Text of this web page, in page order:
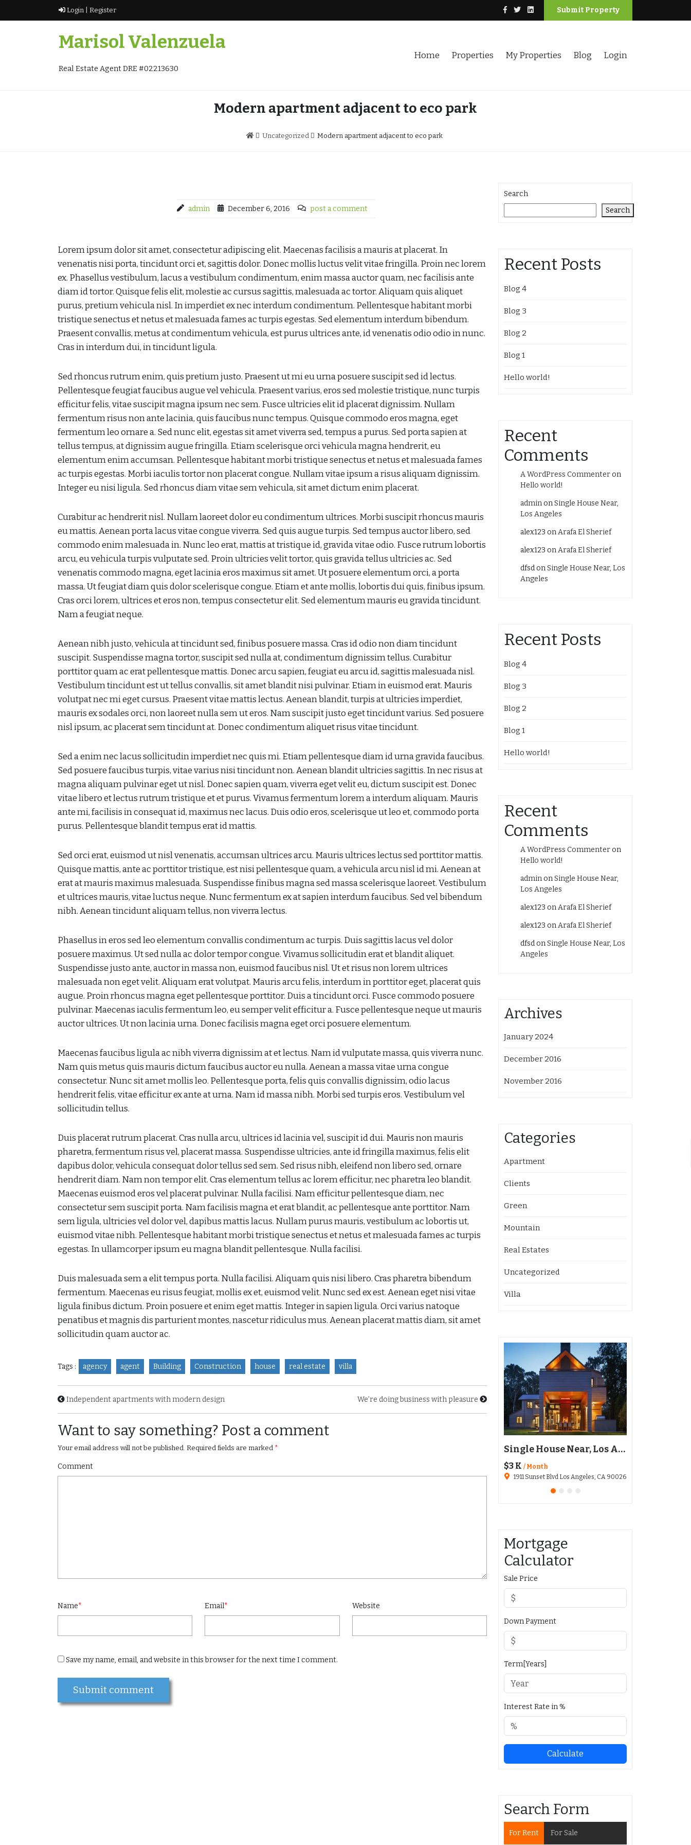
Login | Register Submit Property
Marisol Valenzuela
Real Estate Agent DRE #02213630
Home Properties My Properties Blog Login
Modern apartment adjacent to eco park
Uncategorized Modern apartment adjacent to eco park
admin December 6, 2016 post a comment
Lorem ipsum dolor sit amet, consectetur adipiscing elit. Maecenas facilisis a mauris at placerat. In
venenatis nisi porta, tincidunt orci et, sagittis dolor. Donec mollis luctus velit vitae fringilla. Proin nec lorem
ex. Phasellus vestibulum, lacus a vestibulum condimentum, enim massa auctor quam, nec facilisis ante
diam id tortor. Quisque felis elit, molestie ac cursus sagittis, malesuada ac tortor. Aliquam quis aliquet
purus, pretium vehicula nisl. In imperdiet ex nec interdum condimentum. Pellentesque habitant morbi
tristique senectus et netus et malesuada fames ac turpis egestas. Sed elementum interdum bibendum.
Praesent convallis, metus at condimentum vehicula, est purus ultrices ante, id venenatis odio odio in nunc.
Cras in interdum dui, in tincidunt ligula.
Sed rhoncus rutrum enim, quis pretium justo. Praesent ut mi eu urna posuere suscipit sed id lectus.
Pellentesque feugiat faucibus augue vel vehicula. Praesent varius, eros sed molestie tristique, nunc turpis
efficitur felis, vitae suscipit magna ipsum nec sem. Fusce ultricies elit id placerat dignissim. Nullam
fermentum risus non ante lacinia, quis faucibus nunc tempus. Quisque commodo eros magna, eget
fermentum leo ornare a. Sed nunc elit, egestas sit amet viverra sed, tempus a purus. Sed porta sapien at
tellus tempus, at dignissim augue fringilla. Etiam scelerisque orci vehicula magna hendrerit, eu
elementum enim accumsan. Pellentesque habitant morbi tristique senectus et netus et malesuada fames
ac turpis egestas. Morbi iaculis tortor non placerat congue. Nullam vitae ipsum a risus aliquam dignissim.
Integer eu nisi ligula. Sed rhoncus diam vitae sem vehicula, sit amet dictum enim placerat.
Curabitur ac hendrerit nisl. Nullam laoreet dolor eu condimentum ultrices. Morbi suscipit rhoncus mauris
eu mattis. Aenean porta lacus vitae congue viverra. Sed quis augue turpis. Sed tempus auctor libero, sed
commodo enim malesuada in. Nunc leo erat, mattis at tristique id, gravida vitae odio. Fusce rutrum lobortis
arcu, eu vehicula turpis vulputate sed. Proin ultricies velit tortor, quis gravida tellus ultricies ac. Sed
venenatis commodo magna, eget lacinia eros maximus sit amet. Ut posuere elementum orci, a porta
massa. Ut feugiat diam quis dolor scelerisque congue. Etiam et ante mollis, lobortis dui quis, finibus ipsum.
Cras orci lorem, ultrices et eros non, tempus consectetur elit. Sed elementum mauris eu gravida tincidunt.
Nam a feugiat neque.
Aenean nibh justo, vehicula at tincidunt sed, finibus posuere massa. Cras id odio non diam tincidunt
suscipit. Suspendisse magna tortor, suscipit sed nulla at, condimentum dignissim tellus. Curabitur
porttitor quam ac erat pellentesque mattis. Donec arcu sapien, feugiat eu arcu id, sagittis malesuada nisl.
Vestibulum tincidunt est ut tellus convallis, sit amet blandit nisi pulvinar. Etiam in euismod erat. Mauris
volutpat nec mi eget cursus. Praesent vitae mattis lectus. Aenean blandit, turpis at ultricies imperdiet,
mauris ex sodales orci, non laoreet nulla sem ut eros. Nam suscipit justo eget tincidunt varius. Sed posuere
nisl ipsum, ac placerat sem tincidunt at. Donec condimentum aliquet risus vitae tincidunt.
Sed a enim nec lacus sollicitudin imperdiet nec quis mi. Etiam pellentesque diam id urna gravida faucibus.
Sed posuere faucibus turpis, vitae varius nisi tincidunt non. Aenean blandit ultricies sagittis. In nec risus at
magna aliquam pulvinar eget ut nisl. Donec sapien quam, viverra eget velit eu, dictum suscipit est. Donec
vitae libero et lectus rutrum tristique et et purus. Vivamus fermentum lorem a interdum aliquam. Mauris
ante mi, facilisis in consequat id, maximus nec lacus. Duis odio eros, scelerisque ut leo et, commodo porta
purus. Pellentesque blandit tempus erat id mattis.
Sed orci erat, euismod ut nisl venenatis, accumsan ultrices arcu. Mauris ultrices lectus sed porttitor mattis.
Quisque mattis, ante ac porttitor tristique, est nisi pellentesque quam, a vehicula arcu nisl id mi. Aenean at
erat at mauris maximus malesuada. Suspendisse finibus magna sed massa scelerisque laoreet. Vestibulum
et ultrices mauris, vitae luctus neque. Nunc fermentum ex at sapien interdum faucibus. Sed vel bibendum
nibh. Aenean tincidunt aliquam tellus, non viverra lectus.
Phasellus in eros sed leo elementum convallis condimentum ac turpis. Duis sagittis lacus vel dolor
posuere maximus. Ut sed nulla ac dolor tempor congue. Vivamus sollicitudin erat et blandit aliquet.
Suspendisse justo ante, auctor in massa non, euismod faucibus nisl. Ut et risus non lorem ultrices
malesuada non eget velit. Aliquam erat volutpat. Mauris arcu felis, interdum in porttitor eget, placerat quis
augue. Proin rhoncus magna eget pellentesque porttitor. Duis a tincidunt orci. Fusce commodo posuere
pulvinar. Maecenas iaculis fermentum leo, eu semper velit efficitur a. Fusce pellentesque neque ut mauris
auctor ultrices. Ut non lacinia urna. Donec facilisis magna eget orci posuere elementum.
Maecenas faucibus ligula ac nibh viverra dignissim at et lectus. Nam id vulputate massa, quis viverra nunc.
Nam quis metus quis mauris dictum faucibus auctor eu nulla. Aenean a massa vitae urna congue
consectetur. Nunc sit amet mollis leo. Pellentesque porta, felis quis convallis dignissim, odio lacus
hendrerit felis, vitae efficitur ex ante at urna. Nam id massa nibh. Morbi sed turpis eros. Vestibulum vel
sollicitudin tellus.
Duis placerat rutrum placerat. Cras nulla arcu, ultrices id lacinia vel, suscipit id dui. Mauris non mauris
pharetra, fermentum risus vel, placerat massa. Suspendisse ultricies, ante id fringilla maximus, felis elit
dapibus dolor, vehicula consequat dolor tellus sed sem. Sed risus nibh, eleifend non libero sed, ornare
hendrerit diam. Nam non tempor elit. Cras elementum tellus ac lorem efficitur, nec pharetra leo blandit.
Maecenas euismod eros vel placerat pulvinar. Nulla facilisi. Nam efficitur pellentesque diam, nec
consectetur sem suscipit porta. Nam facilisis magna et erat blandit, ac pellentesque ante porttitor. Nam
sem ligula, ultricies vel dolor vel, dapibus mattis lacus. Nullam purus mauris, vestibulum ac lobortis ut,
euismod vitae nibh. Pellentesque habitant morbi tristique senectus et netus et malesuada fames ac turpis
egestas. In ullamcorper ipsum eu magna blandit pellentesque. Nulla facilisi.
Duis malesuada sem a elit tempus porta. Nulla facilisi. Aliquam quis nisi libero. Cras pharetra bibendum
fermentum. Maecenas eu risus feugiat, mollis ex et, euismod velit. Nunc sed ex est. Aenean eget nisi vitae
ligula finibus dictum. Proin posuere et enim eget mattis. Integer in sapien ligula. Orci varius natoque
penatibus et magnis dis parturient montes, nascetur ridiculus mus. Aenean placerat mattis diam, sit amet
sollicitudin quam auctor ac.
Tags : agency agent Building Construction house real estate villa
Independent apartments with modern design We’re doing business with pleasure
Want to say something? Post a comment
Your email address will not be published. Required fields are marked *
Comment
Name* Email* Website
Save my name, email, and website in this browser for the next time I comment.
Search
Search
Recent Posts
Blog 4
Blog 3
Blog 2
Blog 1
Hello world!
Recent
Comments
A WordPress Commenteron
Hello world!
adminonSingle House Near,
Los Angeles
alex123 onArafa El Sherief
alex123 onArafa El Sherief
dfsdonSingle House Near, Los
Angeles
Recent Posts
Blog 4
Blog 3
Blog 2
Blog 1
Hello world!
Recent
Comments
A WordPress Commenteron
Hello world!
adminonSingle House Near,
Los Angeles
alex123 onArafa El Sherief
alex123 onArafa El Sherief
dfsdonSingle House Near, Los
Angeles
Archives
January 2024
December 2016
November 2016
Categories
Apartment
Clients
Green
Mountain
Real Estates
Uncategorized
Villa
4127 18th St San Francisco
4127 18th St San Francisco, CA 94114
Austin, TX 78702
Single House Near, Los Angeles
$3 K / Month
1911 Sunset Blvd Los Angeles, CA 90026
Mortgage
Calculator
Sale Price
Down Payment
Term[Years]
Interest Rate in %
Calculate
Search Form
For Rent For Sale